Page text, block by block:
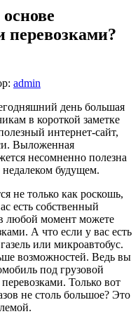
перевозками?
admin
день большая
в короткой заметке
интернет-сайт,
Выложенная
несомненно полезна
будущем.
не только как роскошь,
есть собственный
любой момент можете
А что если у вас есть
или микроавтобус.
возможностей. Ведь вы
под грузовой
Только вот
не столь большое? Это